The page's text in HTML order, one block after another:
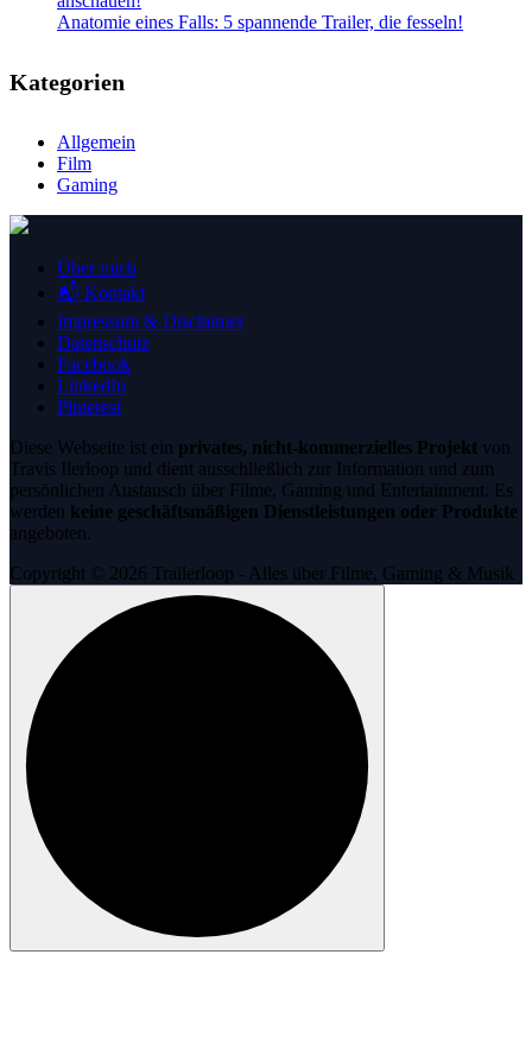
Anatomie eines Falls: 5 spannende Trailer, die fesseln!
Kategorien
Allgemein
Film
Gaming
Über mich
📬 Kontakt
Impressum & Disclaimer
Datenschutz
Facebook
LinkedIn
Pinterest
Diese Webseite ist ein privates, nicht-kommerzielles Projekt von
Travis Ilerloop und dient ausschließlich zur Information und zum
persönlichen Austausch über Filme, Gaming und Entertainment. Es
werden keine geschäftsmäßigen Dienstleistungen oder Produkte
angeboten.
Copyright © 2026 Trailerloop - Alles über Filme, Gaming & Musik